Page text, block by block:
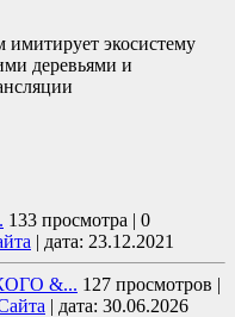
экосистему
деревьями и
133 просмотра | 0
| дата: 23.12.2021
&... 127 просмотров |
| дата: 30.06.2026